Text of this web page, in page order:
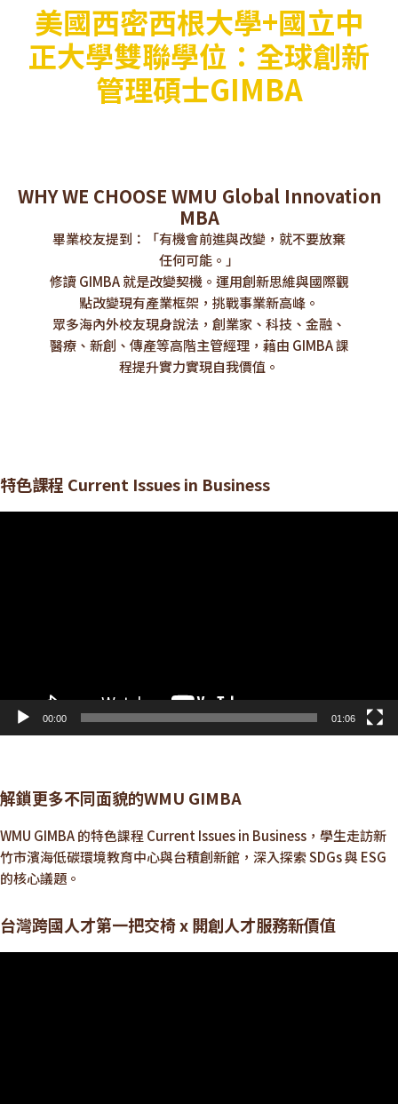
美國西密西根大學+國立中
正大學雙聯學位：全球創新
管理碩士GIMBA
WHY WE CHOOSE WMU Global Innovation
MBA
畢業校友提到：「有機會前進與改變，就不要放棄
任何可能。」
修讀 GIMBA 就是改變契機。運用創新思維與國際觀
點改變現有產業框架，挑戰事業新高峰。
眾多海內外校友現身說法，創業家、科技、金融、
醫療、新創、傳產等高階主管經理，藉由 GIMBA 課
程提升實力實現自我價值。
特色課程 Current Issues in Business
00:00 01:06
解鎖更多不同面貌的WMU GIMBA
WMU GIMBA 的特色課程 Current Issues in Business，學生走訪新
竹市濱海低碳環境教育中心與台積創新館，深入探索 SDGs 與 ESG
的核心議題。
台灣跨國人才第一把交椅 x 開創人才服務新價值